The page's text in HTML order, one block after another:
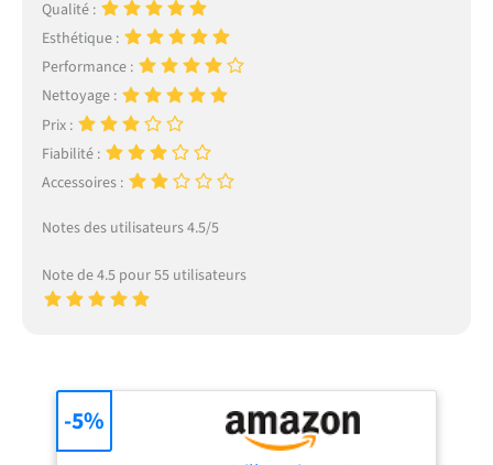
Qualité :
Esthétique :
Performance :
Nettoyage :
Prix :
Fiabilité :
Accessoires :
Notes des utilisateurs 4.5/5
Note de 4.5 pour 55 utilisateurs
-5%